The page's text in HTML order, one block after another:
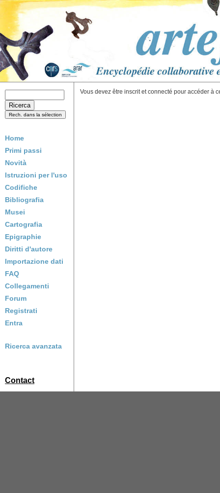
Home
Primi passi
Novità
Istruzioni per l'uso
Codifiche
Bibliografia
Musei
Cartografia
Epigraphie
Diritti d'autore
Importazione dati
FAQ
Collegamenti
Forum
Registrati
Entra
Ricerca avanzata
Contact
Vous devez être inscrit et connecté pour accéder à